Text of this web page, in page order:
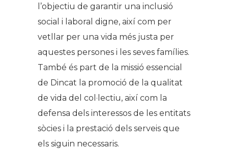
l’objectiu de garantir una inclusió
social i laboral digne, així com per
vetllar per una vida més justa per
aquestes persones i les seves famílies.
També és part de la missió essencial
de Dincat la promoció de la qualitat
de vida del col·lectiu, així com la
defensa dels interessos de les entitats
sòcies i la prestació dels serveis que
els siguin necessaris.